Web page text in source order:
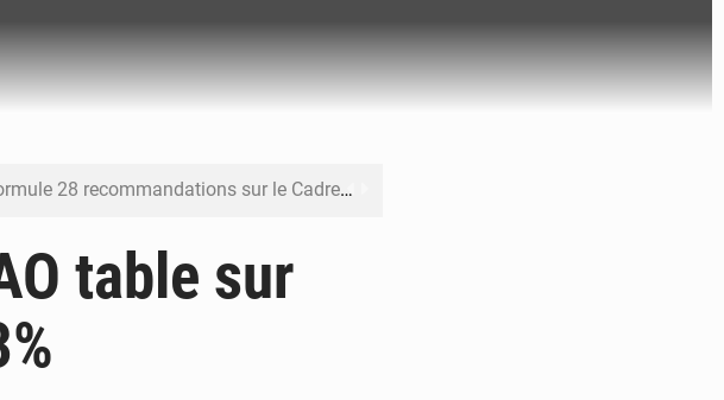
recommandations sur le Cadre budgétaire 2027-2029
pour renforcer la souveraineté alimentaire
renforcent leur coopération en faveur de la jeunesse
table sur